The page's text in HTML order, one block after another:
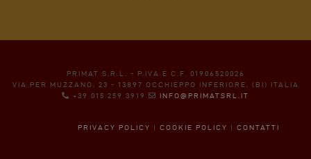
PRIMAT S.R.L. - P.IVA E C.F. 01906520026
VIA PER MUZZANO, 23 - 13897 OCCHIEPPO INFERIORE, (BI) ITALIA
+39 015 259 3919
INFO@PRIMATSRL.IT
PRIVACY POLICY | COOKIE POLICY | CONTATTI